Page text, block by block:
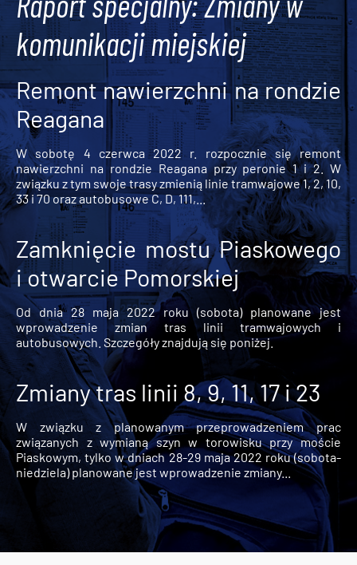
komunikacji miejskiej
Remont nawierzchni na rondzie
Reagana
W sobotę 4 czerwca 2022 r. rozpocznie się remont
nawierzchni na rondzie Reagana przy peronie 1 i 2. W
związku z tym swoje trasy zmienią linie tramwajowe 1, 2, 10,
33 i 70 oraz autobusowe C, D, 111,...
Zamknięcie mostu Piaskowego
i otwarcie Pomorskiej
Od dnia 28 maja 2022 roku (sobota) planowane jest
wprowadzenie zmian tras linii tramwajowych i
autobusowych. Szczegóły znajdują się poniżej.
Zmiany tras linii 8, 9, 11, 17 i 23
W związku z planowanym przeprowadzeniem prac
związanych z wymianą szyn w torowisku przy moście
Piaskowym, tylko w dniach 28-29 maja 2022 roku (sobota-
niedziela) planowane jest wprowadzenie zmiany...